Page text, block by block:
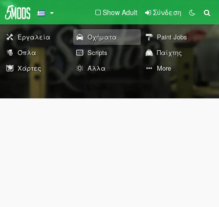
Show Adult Σύνδεση
Εργαλεία Οχήματα
Paint Jobs
Όπλα
Scripts
Παίχτης
Χάρτες
Άλλα More